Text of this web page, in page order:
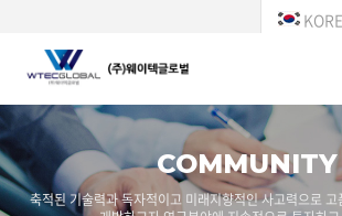
COMMUNITY
축적된 기술력과 독자적이고 미래지향적인 사고력으로